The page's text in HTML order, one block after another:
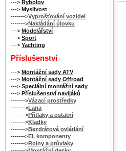
---> Rybolov
---> Myslivost
------->Vyprošťování vozidel
------->Nakládání úlovku
---> Modelářství
---> Sport
---> Yachting
Příslušenství
---> Montážní sady ATV
---> Montážní sady Offroad
---> Speciální montážní sady
---> Příslušenství navijáků
------->Vázací prostředky
------->Lana
------->Přítlaky a ostatní
------->Kladky
------->Bezdrátová ovládání
------->El. komponenty
------->Rolny a průvlaky